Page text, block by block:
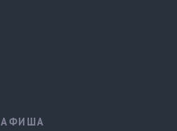
АФИША